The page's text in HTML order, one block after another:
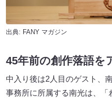
出典: FANY マガジン
45年前の創作落語を
中入り後は2人目のゲスト、
事務所に所属する南光は、「